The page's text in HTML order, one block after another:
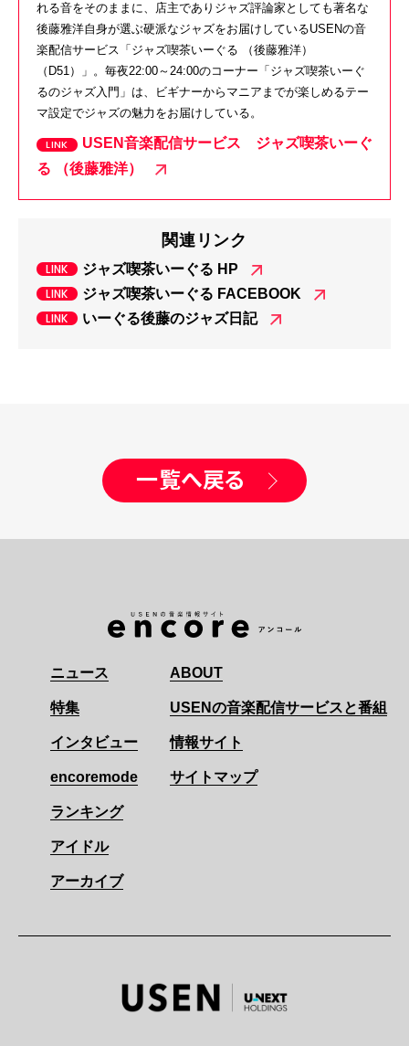
れる音をそのままに、店主でありジャズ評論家としても著名な
後藤雅洋自身が選ぶ硬派なジャズをお届けしているUSENの音
楽配信サービス「ジャズ喫茶いーぐる （後藤雅洋）
（D51）」。毎夜22:00～24:00のコーナー「ジャズ喫茶いーぐ
るのジャズ入門」は、ビギナーからマニアまでが楽しめるテー
マ設定でジャズの魅力をお届けしている。
USEN音楽配信サービス ジャズ喫茶いーぐ
る （後藤雅洋）
関連リンク
ジャズ喫茶いーぐる HP
ジャズ喫茶いーぐる FACEBOOK
いーぐる後藤のジャズ日記
一覧へ戻る
ニュース
特集
インタビュー
encoremode
ランキング
アイドル
アーカイブ
ABOUT
USENの音楽配信サービスと番組
情報サイト
サイトマップ